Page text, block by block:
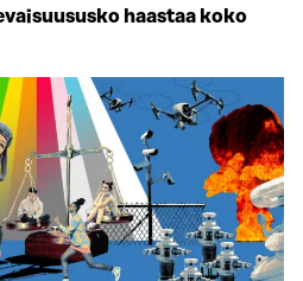
haastaa koko